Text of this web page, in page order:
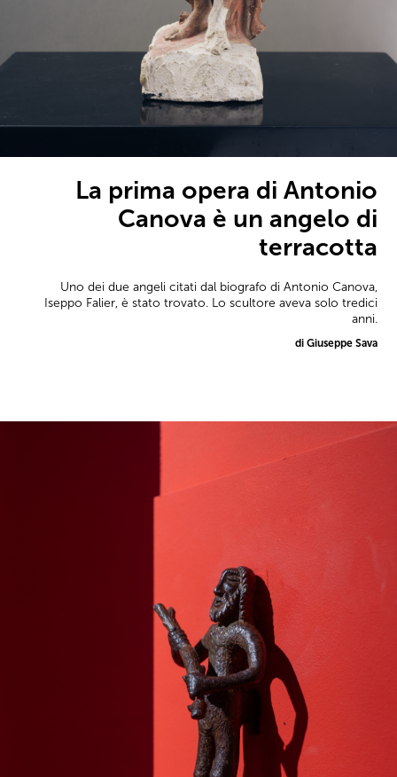
La prima opera di Antonio
Canova è un angelo di
terracotta
Uno dei due angeli citati dal biografo di Antonio Canova,
Iseppo Falier, è stato trovato. Lo scultore aveva solo tredici
anni.
di Giuseppe Sava